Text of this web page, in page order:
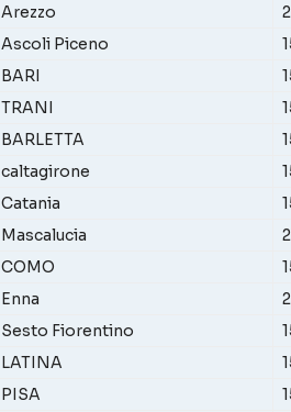
Arezzo
Ascoli Piceno
BARI
TRANI
BARLETTA
caltagirone
Catania
Mascalucia
COMO
Enna
Sesto Fiorentino
LATINA
PISA